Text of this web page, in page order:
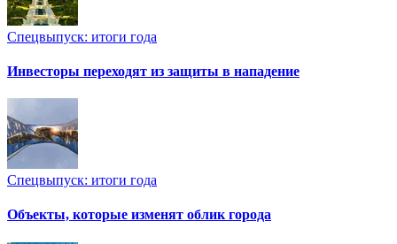
Спецвыпуск: итоги года
Инвесторы переходят из защиты в нападение
Спецвыпуск: итоги года
Объекты, которые изменят облик города